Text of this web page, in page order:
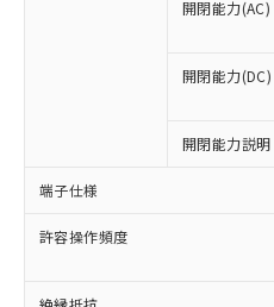
開閉能力(AC)
開閉能力(DC)
開閉能力説明
端子仕様
許容操作頻度
本サービスの対
ことをご了承く
在庫状況および
記載している更
タに基づき作成
覧された時点で
正式な納期状況
様のお取引先、
ムロン制御機器
仕入先様の事情によ
いたものが、含有品
むを得ず変更すること
ミウム(Cd) 100ppm以下、
六価クロム(Cr(Ⅵ))
類(PBB) 1000ppm以下、ポ
(PBDE) 1000ppm以下、フ
ルベンジル（BBP）
（DBP） 1000ppm以下、
「×」：最大均質材
基準値を超えている
「－」：未確認です
い合わせください。
*中国RoHS10物質の基準値
Pb(鉛) :1000ppm、 Hg(水
Cr(Ⅵ)(六価クロム) :
DBP(フタル酸ジブチル) :
イソブチル) : 1000ppm、
DEHP(フタル酸ビス(2-エチ
当社は、これら
為替および外国
（以下｢規制貨
または国外への
国政府の輸出許
可)を取得する
当社は規制貨物
全に破砕するな
いよう必要な手
当社は貴社製品
一定数以上
一定数には